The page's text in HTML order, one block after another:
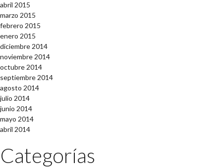
abril 2015
marzo 2015
febrero 2015
enero 2015
diciembre 2014
noviembre 2014
octubre 2014
septiembre 2014
agosto 2014
julio 2014
junio 2014
mayo 2014
abril 2014
Categorías